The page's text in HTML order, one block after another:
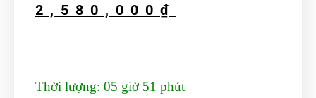
2,580,000 ₫
Thời lượng: 05 giờ 51 phút